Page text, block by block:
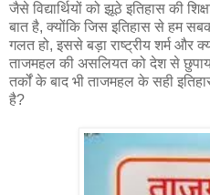
जैसे विद्यार्थियों को झूठे इतिहास की
बात है, क्योंकि जिस इतिहास से हम
गलत हो, इससे बड़ा राष्ट्रीय शर्म और
ताजमहल की असलियत को देश से
तर्कों के बाद भी ताजमहल के सही
है?